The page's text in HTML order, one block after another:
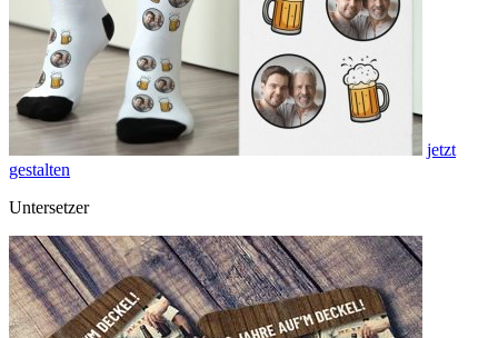
jetzt
gestalten
Untersetzer